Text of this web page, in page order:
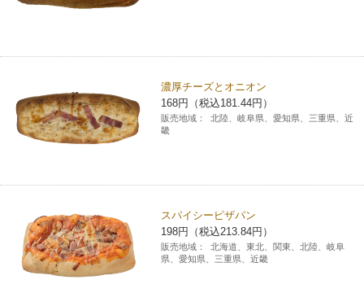
濃厚チーズとオニオン
168円（税込181.44円）
販売地域：
北陸、岐阜県、愛知県、三重県、近
畿
スパイシーピザパン
198円（税込213.84円）
販売地域：
北海道、東北、関東、北陸、岐阜
県、愛知県、三重県、近畿